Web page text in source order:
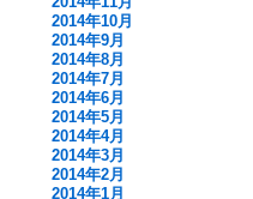
2014年10月
2014年9月
2014年8月
2014年7月
2014年6月
2014年5月
2014年4月
2014年3月
2014年2月
2014年1月